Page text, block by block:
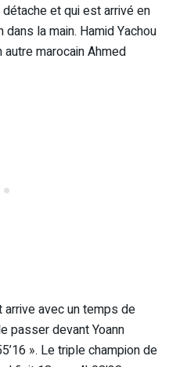
et qui est arrivé en
la main. Hamid Yachou
autre marocain Ahmed
avec un temps de
passer devant Yoann
». Le triple champion de